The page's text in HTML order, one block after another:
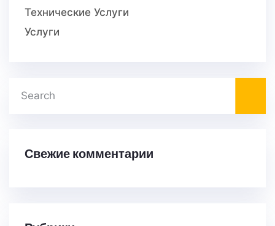
Технические Услуги
Услуги
Свежие комментарии